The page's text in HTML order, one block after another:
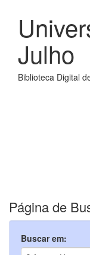
Julho
Biblioteca Digital
Página de
Buscar em: